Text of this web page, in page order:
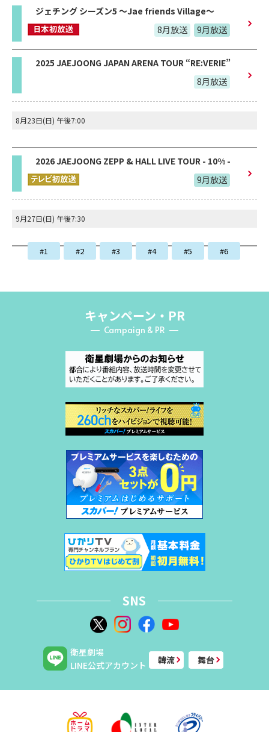
ジェチング シーズン5 ～Jae friends Village～
8月放送
9月放送
#1 #2 #3 #4 #5 #6
2025 JAEJOONG JAPAN ARENA TOUR “RE:VERIE”
8月放送
8月23日(日) 午後7:00
2026 JAEJOONG ZEPP & HALL LIVE TOUR - 10% -
9月放送
9月27日(日) 午後7:30
キャンペーン・PR
Campaign & PR
SNS
衛星劇場
LINE公式アカウント
韓流 舞台